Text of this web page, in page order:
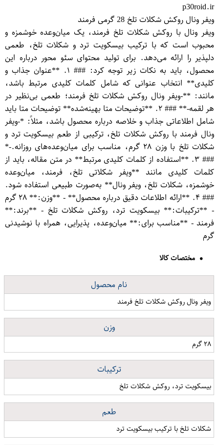
p30roid.ir
ویفر ونال روکش شکلات تلخ 28 گرمی فرمند
ویفر ونال با روکش شکلات تلخ فرمند، یک میان‌وعده خوشمزه و
محبوب است که با ترکیب بیسکویت ترد و شکلات تلخ، طعمی
دلپذیر را ارائه می‌دهد. برای تولید محتوای سئو محور درباره این
محصول، باید به نکات زیر توجه کرد: ### ۱. **عنوان جذاب و
کلیدی** انتخاب عنوانی که شامل کلمات کلیدی مرتبط باشد،
مانند: **-ویفر ونال روکش شکلات تلخ فرمند؛ طعمی بی‌نظیر در
هر لقمه-** ### ۲. **توضیحات متا بهینه‌شده** توضیحات متا باید
شامل اطلاعاتی جذاب و خلاصه درباره محصول باشد، مثلاً: *-ویفر
ونال فرمند با روکش شکلات تلخ، ترکیبی از طعم بیسکویت ترد و
شکلات تلخ با وزن ۲۸ گرم، مناسب برای میان‌وعده‌های روزانه.-*
### ۳. **استفاده از کلمات کلیدی مرتبط** در متن مقاله، باید از
کلمات کلیدی مانند **ویفر شکلاتی تلخ، فرمند، میان‌وعده
خوشمزه، شکلات تلخ، ویفر ونال** به‌صورت طبیعی استفاده شود.
### ۴. **ارائه اطلاعات دقیق درباره محصول** - **وزن:** ۲۸ گرم
- **ترکیبات:** بیسکویت ترد، روکش شکلات تلخ - **برند:**
فرمند - **مناسب برای:** میان‌وعده، پذیرایی، همراه با نوشیدنی
گرم
مختصات کالا
نام محصول
ویفر ونال روکش شکلات تلخ فرمند
وزن
۲۸ گرم
ترکیبات
بیسکویت ترد، روکش شکلات تلخ
طعم
شکلات تلخ با ترکیب بیسکویت ترد